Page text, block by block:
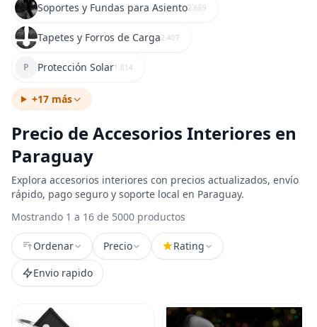
Soportes y Fundas para Asiento2.689
Tapetes y Forros de Carga2.407
P Protección Solar1.814
+17 más
Precio de Accesorios Interiores en
Paraguay
Explora accesorios interiores con precios actualizados, envío
rápido, pago seguro y soporte local en Paraguay.
Mostrando 1 a 16 de 5000 productos
Ordenar Precio
Rating
Envio rapido